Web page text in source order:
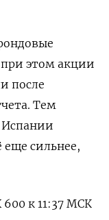
этом акции
после
Тем
еще сильнее,
к 11:37 МСК